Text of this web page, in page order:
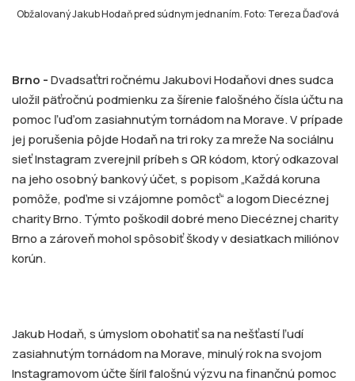
Obžalovaný Jakub Hodaň pred súdnym jednaním. Foto: Tereza Ďaďová
Brno -Dvadsaťtri ročnému Jakubovi Hodaňovi dnes sudca
uložil päťročnú podmienku za šírenie falošného čísla účtu na
pomoc ľuďom zasiahnutým tornádom na Morave. V prípade
jej porušenia pôjde Hodaň na tri roky za mreže Na sociálnu
sieť Instagram zverejnil príbeh s QR kódom, ktorý odkazoval
na jeho osobný bankový účet, s popisom „Každá koruna
pomôže, poďme si vzájomne pomôcť“ a logom Diecéznej
charity Brno. Týmto poškodil dobré meno Diecéznej charity
Brno a zároveň mohol spôsobiť škody v desiatkach miliónov
korún.
Jakub Hodaň, s úmyslom obohatiť sa na nešťastí ľudí
zasiahnutým tornádom na Morave, minulý rok na svojom
Instagramovom účte šíril falošnú výzvu na finančnú pomoc